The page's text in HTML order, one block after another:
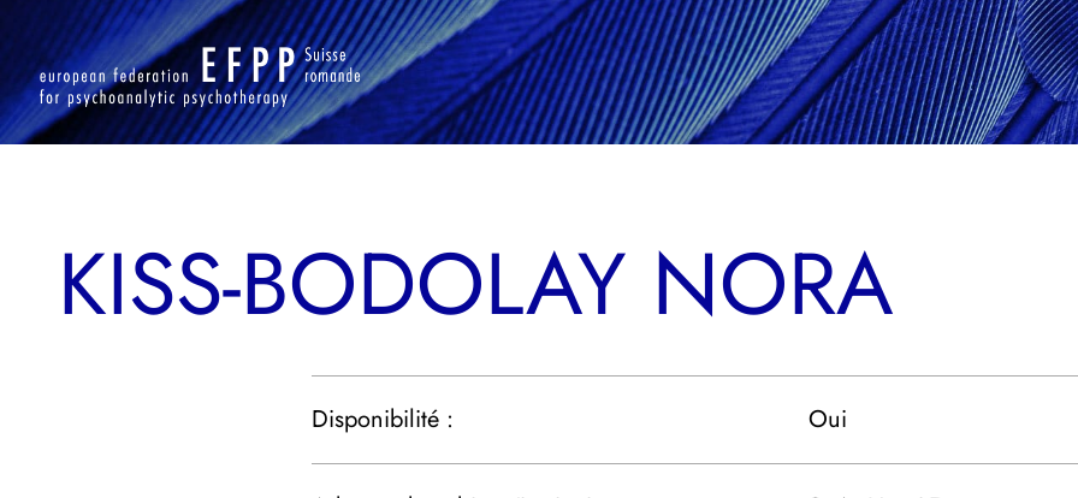
au
contenu
KISS-BODOLAY NORA
Disponibilité : Oui